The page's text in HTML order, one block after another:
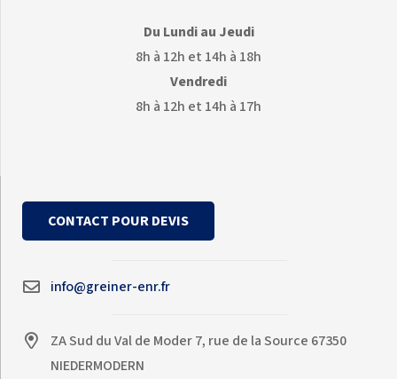
Du Lundi au Jeudi
8h à 12h et 14h à 18h
Vendredi
8h à 12h et 14h à 17h
CONTACT POUR DEVIS
info@greiner-enr.fr
ZA Sud du Val de Moder 7, rue de la Source 67350
NIEDERMODERN